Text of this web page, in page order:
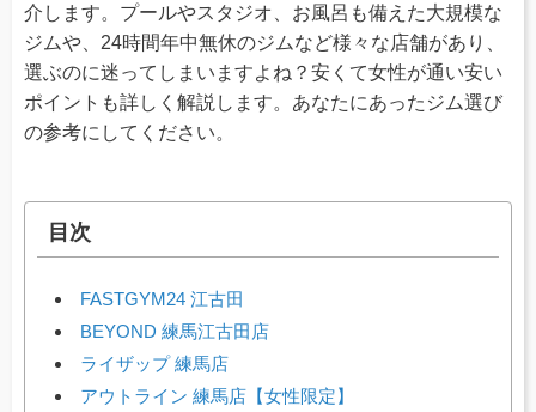
介します。プールやスタジオ、お風呂も備えた大規模な
ジムや、24時間年中無休のジムなど様々な店舗があり、
選ぶのに迷ってしまいますよね？安くて女性が通い安い
ポイントも詳しく解説します。あなたにあったジム選び
の参考にしてください。
目次
FASTGYM24 江古田
BEYOND 練馬江古田店
ライザップ 練馬店
アウトライン 練馬店【女性限定】